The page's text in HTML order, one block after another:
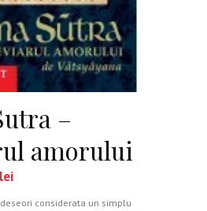
–
amorului
lei
considerata un simplu